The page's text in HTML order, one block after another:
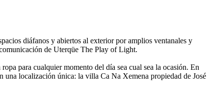
diáfanos y abiertos al exterior por amplios ventanales y
de Uterqüe The Play of Light.
para cualquier momento del día sea cual sea la ocasión. En
una localización única: la villa Ca Na Xemena propiedad de José